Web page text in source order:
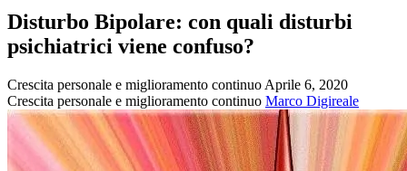
Disturbo Bipolare: con quali disturbi
psichiatrici viene confuso?
Crescita personale e miglioramento continuo Aprile 6, 2020
Crescita personale e miglioramento continuo Marco Digireale